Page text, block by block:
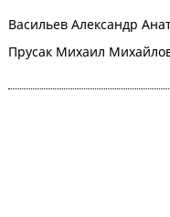
Васильев Александр
Прусак Михаил